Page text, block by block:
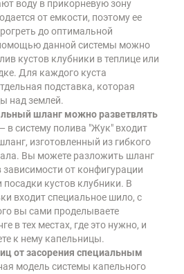
воду в прикорневую зону
от емкости, поэтому ее
до оптимальной
данной системы можно
кустов клубники в теплице или
Для каждого куста
подставка, которая
над землей.
шланг можно разветвлять
в систему полива "Жук" входит
изготовленный из гибкого
Вы можете разложить шланг
от конфигурации
посадки кустов клубники. В
входит специальное шило, с
вы сами проделываете
в тех местах, где это нужно, и
к нему капельницы.
от засорения специальным
модель системы капельного